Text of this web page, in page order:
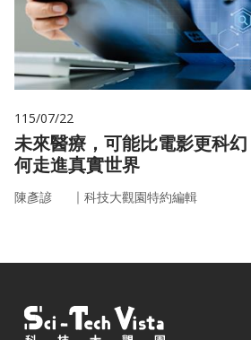
115/07/22
未來醫療，可能比電影更科
何走進真實世界
陳彥諺 ｜ 科技大觀園特約編輯